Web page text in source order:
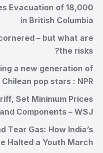
Evacuation of 18,000
in British Columbia
– but what are
the risks?
a new generation of
Chilean pop stars : NPR
Set Minimum Prices
Components – WSJ
Tear Gas: How India’s
Halted a Youth March